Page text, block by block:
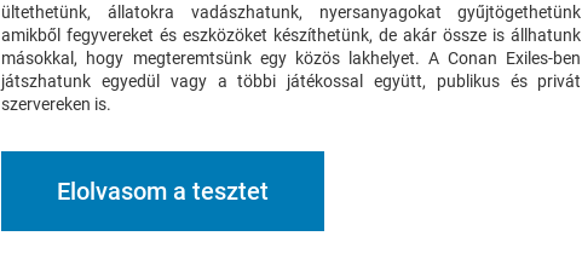
ültethetünk, állatokra vadászhatunk, nyersanyagokat gyűjtögethetünk
amikből fegyvereket és eszközöket készíthetünk, de akár össze is állhatunk
másokkal, hogy megteremtsünk egy közös lakhelyet. A Conan Exiles-ben
játszhatunk egyedül vagy a többi játékossal együtt, publikus és privát
szervereken is.
Elolvasom a tesztet